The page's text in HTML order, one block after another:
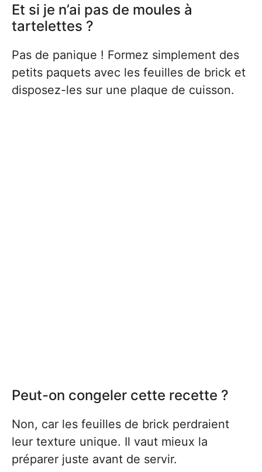
Et si je n’ai pas de moules à
tartelettes ?
Pas de panique ! Formez simplement des
petits paquets avec les feuilles de brick et
disposez-les sur une plaque de cuisson.
Peut-on congeler cette recette ?
Non, car les feuilles de brick perdraient
leur texture unique. Il vaut mieux la
préparer juste avant de servir.